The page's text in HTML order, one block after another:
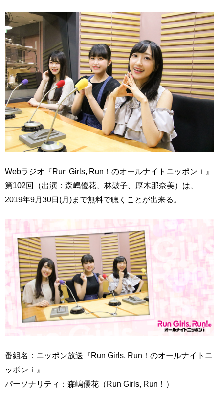
Webラジオ『Run Girls, Run！のオールナイトニッポンｉ』
第102回（出演：森嶋優花、林鼓子、厚木那奈美）は、
2019年9月30日(月)まで無料で聴くことが出来る。
番組名：ニッポン放送『Run Girls, Run！のオールナイトニ
ッポンｉ』
パーソナリティ：森嶋優花（Run Girls, Run！）